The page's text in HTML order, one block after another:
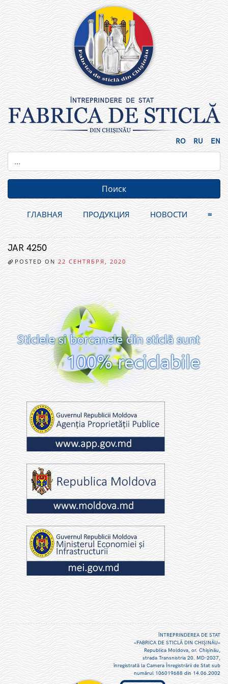
RO RU EN
ГЛАВНАЯ ПРОДУКЦИЯ НОВОСТИ ≡
JAR 4250
POSTED ON 22 СЕНТЯБРЯ, 2020
ÎNTREPRINDEREA DE STAT
«FABRICA DE STICLĂ DIN CHIŞINĂU»
Republica Moldova, or. Chişinău,
strada Transnistria 20. MD-2037,
înregistrată la Camera Înregistrării de Stat sub
numărul 106019688 din 14.06.2002